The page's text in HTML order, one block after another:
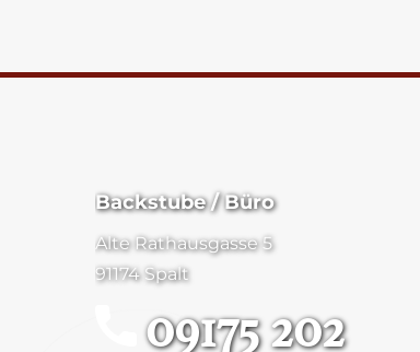
Backstube / Büro
Alte Rathausgasse 5
91174 Spalt
09175 202